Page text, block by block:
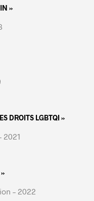
»
DROITS LGBTQI »
2021
– 2022